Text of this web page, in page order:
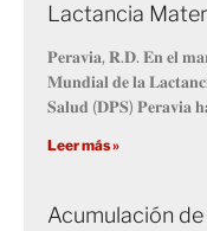
Lactancia
𝐏𝐞𝐫𝐚𝐯𝐢𝐚, 𝐑.𝐃. 𝐄𝐧 𝐞𝐥
𝐌𝐮𝐧𝐝𝐢𝐚𝐥 𝐝𝐞 𝐥𝐚
𝐒𝐚𝐥𝐮𝐝 (𝐃𝐏𝐒) 𝐏𝐞𝐫𝐚𝐯𝐢𝐚
Leer más »
Acumulación